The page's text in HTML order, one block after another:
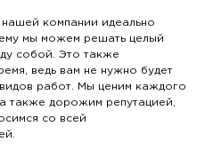
компании идеально
мы можем решать целый
собой. Это также
ведь вам не нужно будет
работ. Мы ценим каждого
также дорожим репутацией,
со всей